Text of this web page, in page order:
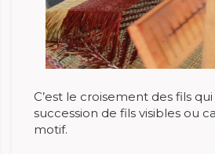
C’est le croisement des fils
succession de fils visibles ou
motif.